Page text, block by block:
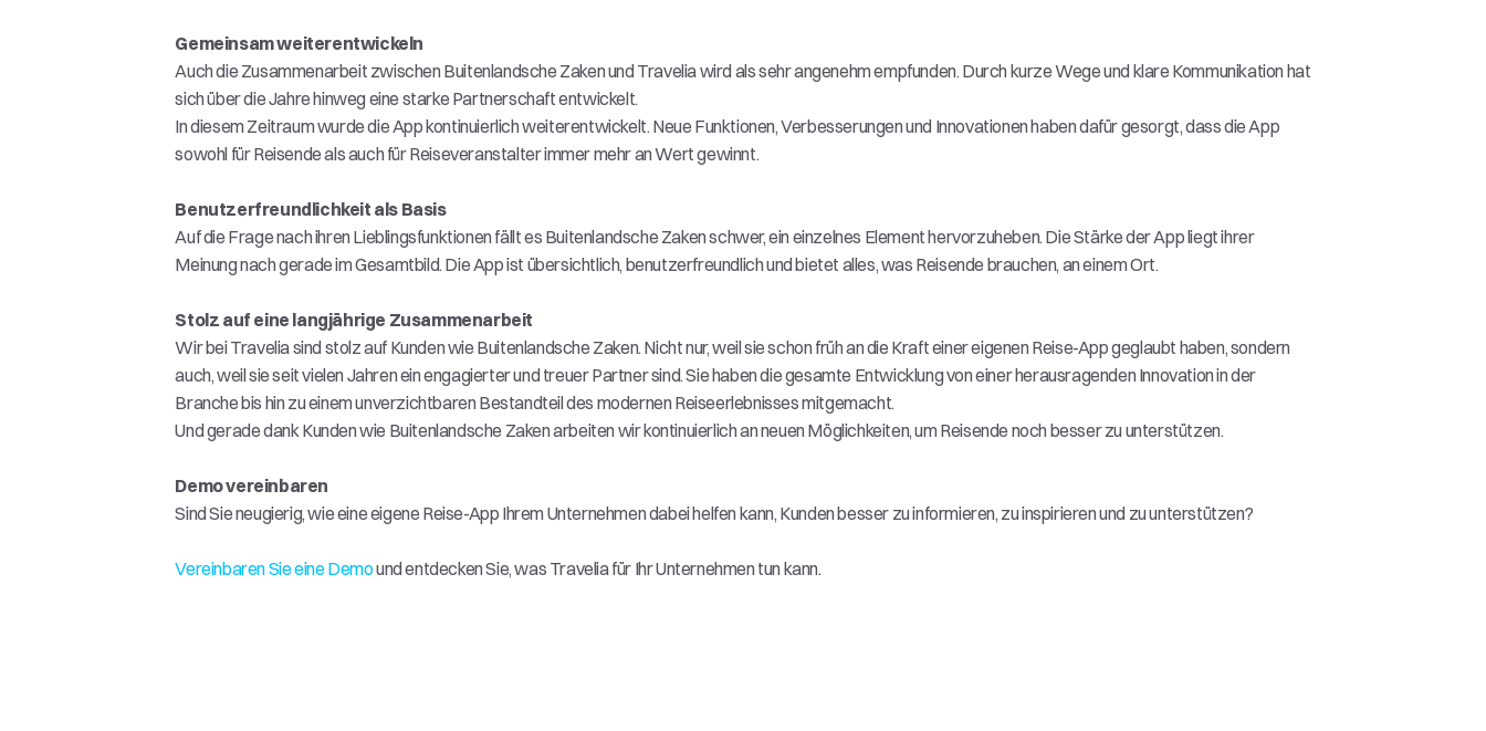
Gemeinsam weiterentwickeln
Auch die Zusammenarbeit zwischen Buitenlandsche Zaken und Travelia wird als sehr angenehm empfunden. Durch kurze Wege und klare Kommunikation hat
sich über die Jahre hinweg eine starke Partnerschaft entwickelt.
In diesem Zeitraum wurde die App kontinuierlich weiterentwickelt. Neue Funktionen, Verbesserungen und Innovationen haben dafür gesorgt, dass die App
sowohl für Reisende als auch für Reiseveranstalter immer mehr an Wert gewinnt.
Benutzerfreundlichkeit als Basis
Auf die Frage nach ihren Lieblingsfunktionen fällt es Buitenlandsche Zaken schwer, ein einzelnes Element hervorzuheben. Die Stärke der App liegt ihrer
Meinung nach gerade im Gesamtbild. Die App ist übersichtlich, benutzerfreundlich und bietet alles, was Reisende brauchen, an einem Ort.
Stolz auf eine langjährige Zusammenarbeit
Wir bei Travelia sind stolz auf Kunden wie Buitenlandsche Zaken. Nicht nur, weil sie schon früh an die Kraft einer eigenen Reise-App geglaubt haben, sondern
auch, weil sie seit vielen Jahren ein engagierter und treuer Partner sind. Sie haben die gesamte Entwicklung von einer herausragenden Innovation in der
Branche bis hin zu einem unverzichtbaren Bestandteil des modernen Reiseerlebnisses mitgemacht.
Und gerade dank Kunden wie Buitenlandsche Zaken arbeiten wir kontinuierlich an neuen Möglichkeiten, um Reisende noch besser zu unterstützen.
Demo vereinbaren
Sind Sie neugierig, wie eine eigene Reise-App Ihrem Unternehmen dabei helfen kann, Kunden besser zu informieren, zu inspirieren und zu unterstützen?
Vereinbaren Sie eine Demo und entdecken Sie, was Travelia für Ihr Unternehmen tun kann.